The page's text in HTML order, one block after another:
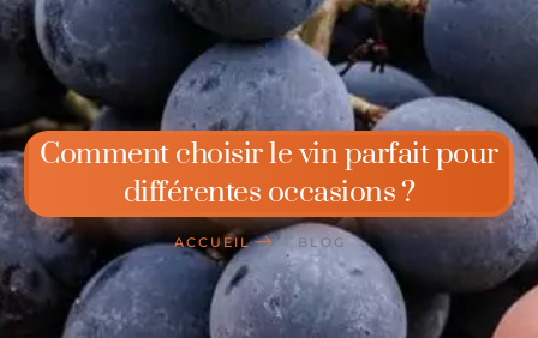
Comment choisir le vin parfait pour
différentes occasions ?
ACCUEIL BLOG